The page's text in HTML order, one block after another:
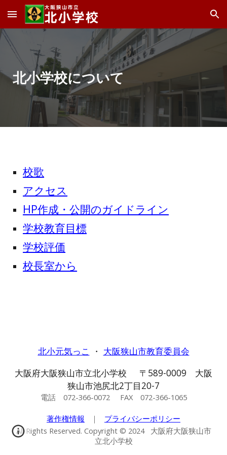
Skip to main content Skip to navigation
北小学校について
校歌
アクセス
HP作成・公開のガイドライン
学校教育目標
学校評価
校長室から
北小元気っこ ・ 大阪狭山市教育委員会
大阪府大阪狭山市立北小学校 〒589-0009 大阪
狭山市池尻北2丁目20-7
電話 072-366-0072 FAX 072-366-1065
著作権情報 ｜ プライバシーポリシー
All Rights Reserved. Copyright © 2024 大阪府大阪狭山市
立北小学校